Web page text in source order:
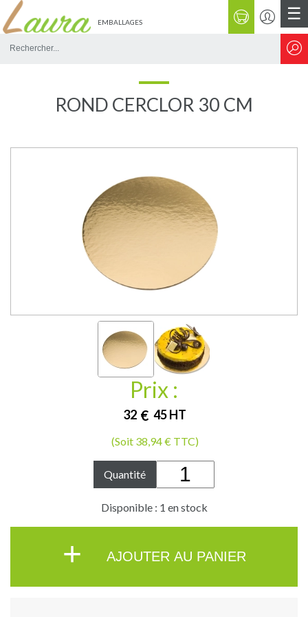
☰
EMBALLAGES
ROND CERCLOR 30 CM
Prix :
32 € 45HT
(Soit 38,94 € TTC)
Quantité
Disponible : 1 en stock
+ AJOUTER AU PANIER